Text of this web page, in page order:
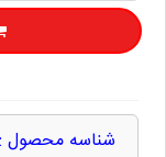
شناسه محصول :